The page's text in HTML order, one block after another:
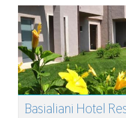
Basialiani Hotel